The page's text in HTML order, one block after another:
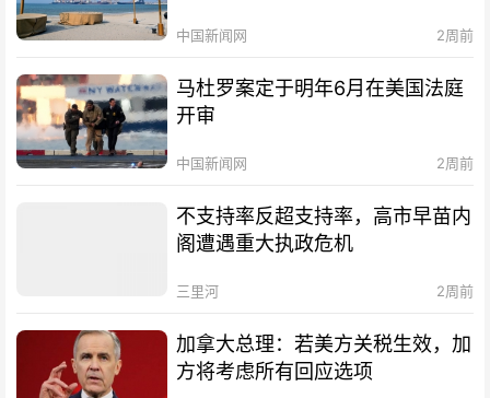
中国新闻网 2周前
马杜罗案定于明年6月在美国法庭
开审
中国新闻网 2周前
不支持率反超支持率，高市早苗内
阁遭遇重大执政危机
三里河 2周前
加拿大总理：若美方关税生效，加
方将考虑所有回应选项